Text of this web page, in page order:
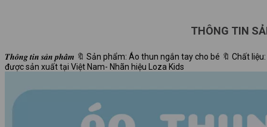
THÔNG TIN
𝑻𝒉𝒐̂𝒏𝒈 𝒕𝒊𝒏 𝒔𝒂̉𝒏 𝒑𝒉𝒂̂̉𝒎 🔖 Sản phẩm: Áo thun ngắn tay cho bé 🔖 Chất
được sản xuất tại Việt Nam- Nhãn hiệu Loza Kids